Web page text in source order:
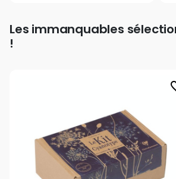
Les immanquables
!